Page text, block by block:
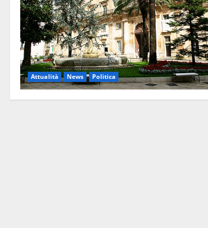
Attualità News Politica